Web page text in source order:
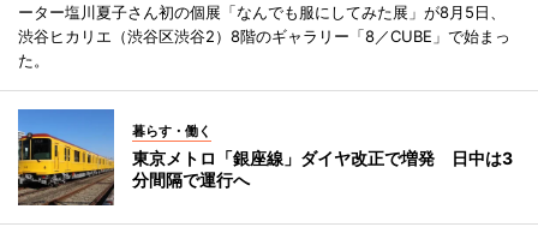
ーター塩川夏子さん初の個展「なんでも服にしてみた展」が8月5日、
渋谷ヒカリエ（渋谷区渋谷2）8階のギャラリー「8／CUBE」で始まっ
た。
暮らす・働く
東京メトロ「銀座線」ダイヤ改正で増発 日中は3
分間隔で運行へ